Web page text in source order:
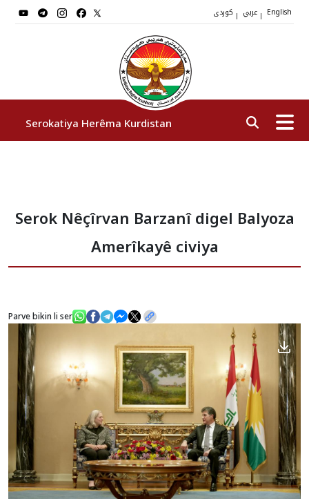
| | English
Serokatiya Herêma Kurdistan
Cîgirên Serok
Stafê Serokatiyê
Sazî
Nûçe
Galerî
Serok Nêçîrvan Barzanî digel Balyoza
Amerîkayê civiya
Parve bikin li ser